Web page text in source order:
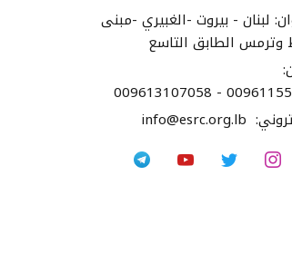
لبنان - بيروت -الغبيري -مبنى
الطابق التاسع
009613107058 -